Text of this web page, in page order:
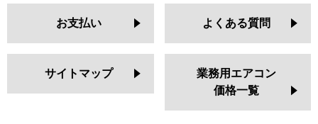
お支払い よくある質問
サイトマップ
業務用エアコン
価格一覧